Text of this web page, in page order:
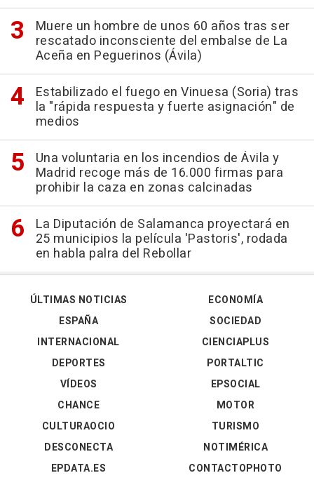
Muere un hombre de unos 60 años tras ser
rescatado inconsciente del embalse de La
Aceña en Peguerinos (Ávila)
Estabilizado el fuego en Vinuesa (Soria) tras
la "rápida respuesta y fuerte asignación" de
medios
Una voluntaria en los incendios de Ávila y
Madrid recoge más de 16.000 firmas para
prohibir la caza en zonas calcinadas
La Diputación de Salamanca proyectará en
25 municipios la película 'Pastoris', rodada
en habla palra del Rebollar
ÚLTIMAS NOTICIAS
ESPAÑA
INTERNACIONAL
DEPORTES
VÍDEOS
ECONOMÍA
SOCIEDAD
CIENCIAPLUS
PORTALTIC
EPSOCIAL
CHANCE
CULTURAOCIO
DESCONECTA
EPDATA.ES
MOTOR
TURISMO
NOTIMÉRICA
CONTACTOPHOTO